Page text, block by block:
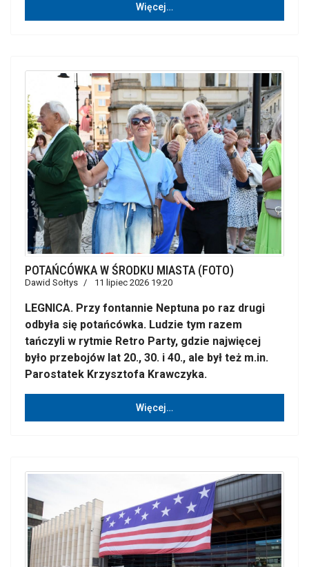
Więcej…
POTAŃCÓWKA W ŚRODKU MIASTA (FOTO)
Dawid Sołtys 11 lipiec 2026 19:20
LEGNICA. Przy fontannie Neptuna po raz drugi
odbyła się potańcówka. Ludzie tym razem
tańczyli w rytmie Retro Party, gdzie najwięcej
było przebojów lat 20., 30. i 40., ale był też m.in.
Parostatek Krzysztofa Krawczyka.
Więcej…